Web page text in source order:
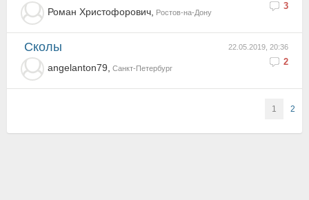
3
Роман Христофорович, Ростов-на-Дону
22.05.2019, 20:36
2
Сколы
angelanton79, Санкт-Петербург
1 2